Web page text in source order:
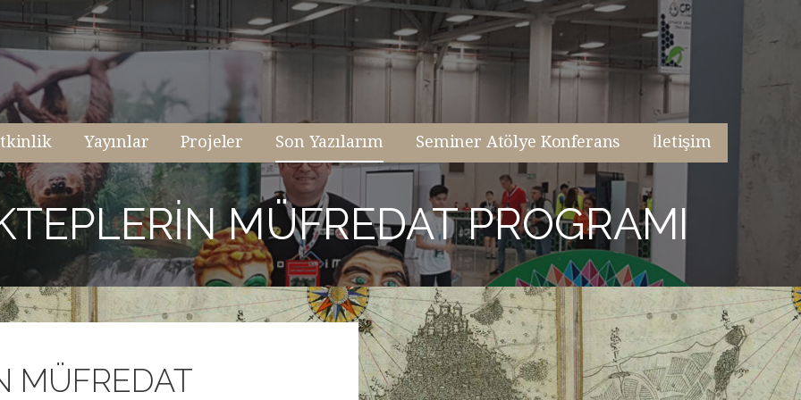
Yayınlar Projeler Son Yazılarım Seminer Atölye Konferans İletişim
MÜFREDAT PROGRAMI
MÜFREDAT